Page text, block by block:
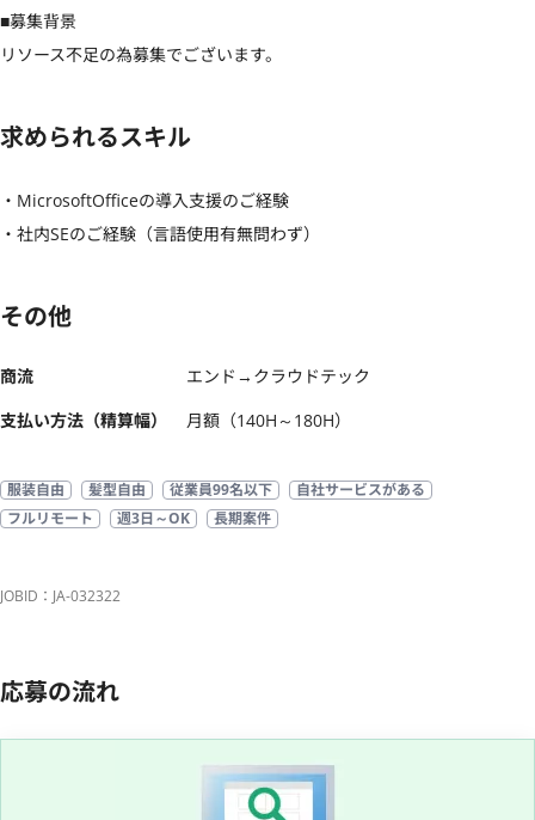
■募集背景
リソース不足の為募集でございます。
求められるスキル
・MicrosoftOfficeの導入支援のご経験
・社内SEのご経験（言語使用有無問わず）
その他
商流
エンド→クラウドテック
支払い方法（精算幅）
月額（140H～180H）
服装自由 髪型自由 従業員99名以下
自社サービスがある
フルリモート
週3日～OK 長期案件
JOBID：JA-032322
応募の流れ